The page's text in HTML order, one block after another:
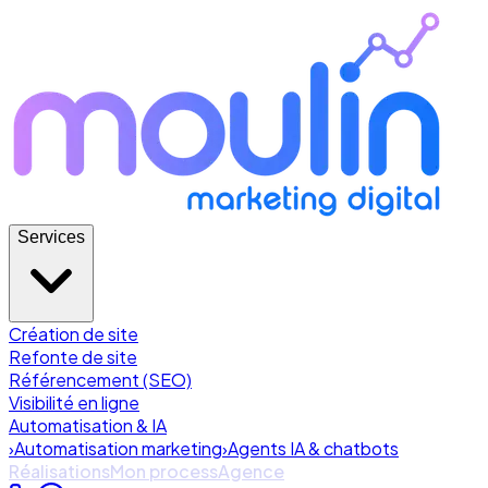
Services
Création de site
Refonte de site
Référencement (SEO)
Visibilité en ligne
Automatisation & IA
›Automatisation marketing›Agents IA & chatbots
RéalisationsMon processAgence